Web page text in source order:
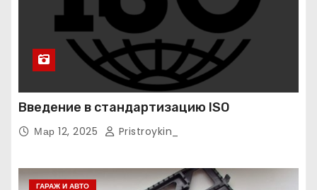
Введение в стандартизацию ISO
Мар 12, 2025 Pristroykin_
ГАРАЖ И АВТО